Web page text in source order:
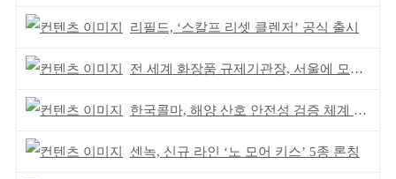
리필드, ‘스칼프 리셋 클렌저’ 공식 출시
전 세계 화장품 규제기관장, 서울에 모인다
한국콜마, 해양 산호 안전성 검증 체계 구축
센녹, 신규 라인 ‘노 모어 키스’ 5종 론칭